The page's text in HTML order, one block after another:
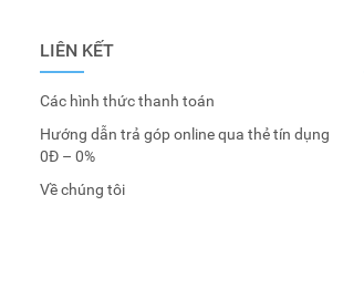
LIÊN KẾT
Các hình thức thanh toán
Hướng dẫn trả góp online qua thẻ tín dụng
0Đ – 0%
Về chúng tôi